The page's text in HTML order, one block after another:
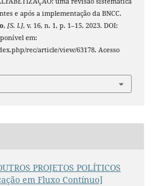
e após a implementação da BNCC.
, [S. l.], v. 16, n. 1, p. 1–15, 2023. DOI:
em:
rec/article/view/63178. Acesso
PROJETOS POLÍTICOS
em Fluxo Contínuo]